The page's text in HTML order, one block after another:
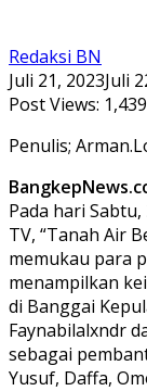
Redaksi BN
Juli 21, 2023Juli
Post Views: 1,439
Penulis;
Pada hari
TV, “Tanah Air
memukau para
menampilkan
di Banggai
Faynabilalxndr
sebagai
Yusuf, Daffa,